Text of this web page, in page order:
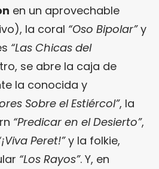
en un aprovechable
la coral “Oso Bipolar”y
“Las Chicas del
se abre la caja de
la conocida y
Sobre el Estiércol”, la
“Predicar en el Desierto”,
Peret!”y la folkie,
“Los Rayos”. Y, en